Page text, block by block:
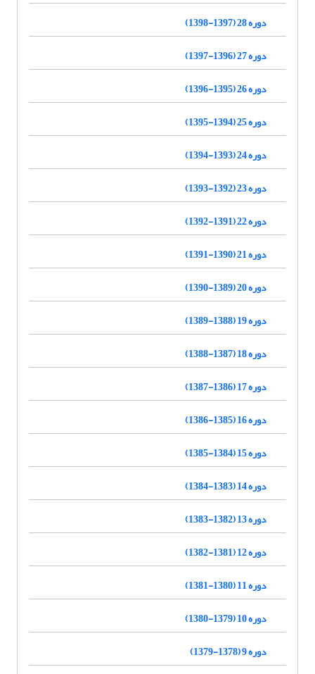
دوره 28 (1397-1398)
دوره 27 (1396-1397)
دوره 26 (1395-1396)
دوره 25 (1394-1395)
دوره 24 (1393-1394)
دوره 23 (1392-1393)
دوره 22 (1391-1392)
دوره 21 (1390-1391)
دوره 20 (1389-1390)
دوره 19 (1388-1389)
دوره 18 (1387-1388)
دوره 17 (1386-1387)
دوره 16 (1385-1386)
دوره 15 (1384-1385)
دوره 14 (1383-1384)
دوره 13 (1382-1383)
دوره 12 (1381-1382)
دوره 11 (1380-1381)
دوره 10 (1379-1380)
دوره 9 (1378-1379)